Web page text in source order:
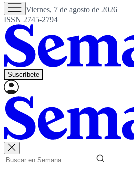
Viernes, 7 de agosto de 2026
ISSN 2745-2794
Suscríbete